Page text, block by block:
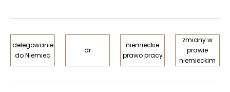
delegowanie
do Niemiec
dr
niemieckie
prawo pracy
zmiany w
prawie
niemieckim